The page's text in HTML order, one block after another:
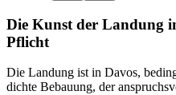
Die Kunst der Landung
Pflicht
Die Landung ist in Davos,
dichte Bebauung, der